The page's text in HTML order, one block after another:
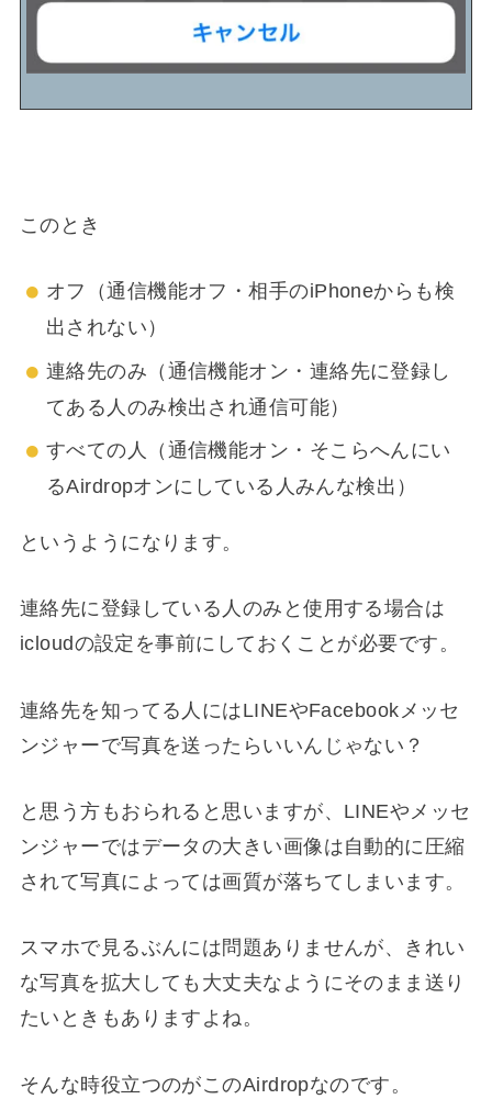
このとき
オフ（通信機能オフ・相手のiPhoneからも検
出されない）
連絡先のみ（通信機能オン・連絡先に登録し
てある人のみ検出され通信可能）
すべての人（通信機能オン・そこらへんにい
るAirdropオンにしている人みんな検出）
というようになります。
連絡先に登録している人のみと使用する場合は
icloudの設定を事前にしておくことが必要です。
連絡先を知ってる人にはLINEやFacebookメッセ
ンジャーで写真を送ったらいいんじゃない？
と思う方もおられると思いますが、LINEやメッセ
ンジャーではデータの大きい画像は自動的に圧縮
されて写真によっては画質が落ちてしまいます。
スマホで見るぶんには問題ありませんが、きれい
な写真を拡大しても大丈夫なようにそのまま送り
たいときもありますよね。
そんな時役立つのがこのAirdropなのです。